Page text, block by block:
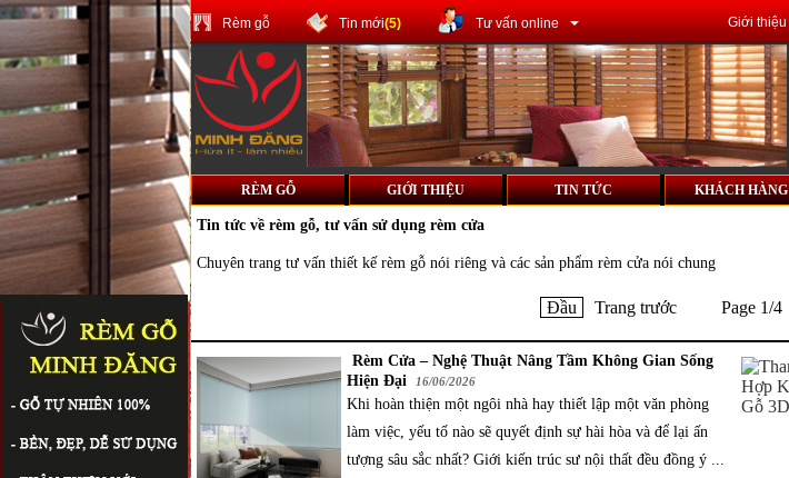
Rèm gỗ Tin mới(5) Tư vấn online Giới thiệu
RÈM GỖ GIỚI THIỆU TIN TỨC KHÁCH HÀNG
Tin tức về rèm gỗ, tư vấn sử dụng rèm cửa
Chuyên trang tư vấn thiết kế rèm gỗ nói riêng và các sản phẩm rèm cửa nói chung
Đầu Trang trước Page 1/4
Rèm Cửa – Nghệ Thuật Nâng Tầm Không Gian Sống
Hiện Đại
16/06/2026
Khi hoàn thiện một ngôi nhà hay thiết lập một văn phòng
làm việc, yếu tố nào sẽ quyết định sự hài hòa và để lại ấn
tượng sâu sắc nhất? Giới kiến trúc sư nội thất đều đồng ý ...